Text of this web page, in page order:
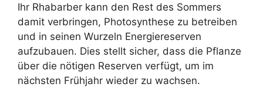
Ihr Rhabarber kann den Rest des Sommers
damit verbringen, Photosynthese zu betreiben
und in seinen Wurzeln Energiereserven
aufzubauen. Dies stellt sicher, dass die Pflanze
über die nötigen Reserven verfügt, um im
nächsten Frühjahr wieder zu wachsen.